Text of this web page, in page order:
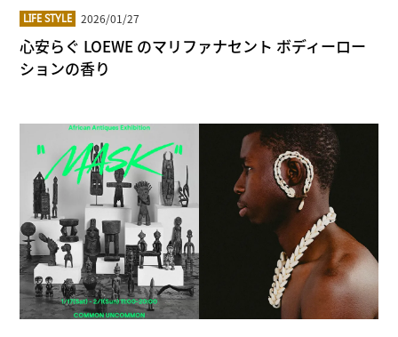
LIFE STYLE 2026/01/27
心安らぐ LOEWE のマリファナセント ボディーロー
ションの香り